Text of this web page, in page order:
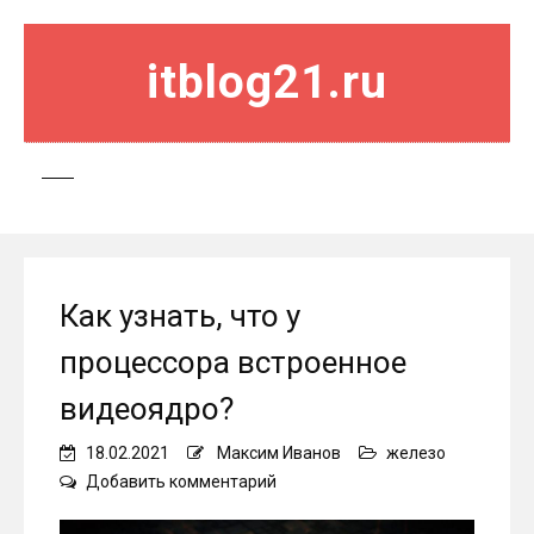
itblog21.ru
Как узнать, что у
процессора встроенное
видеоядро?
18.02.2021 Максим Иванов
железо
Добавить комментарий
узнать,